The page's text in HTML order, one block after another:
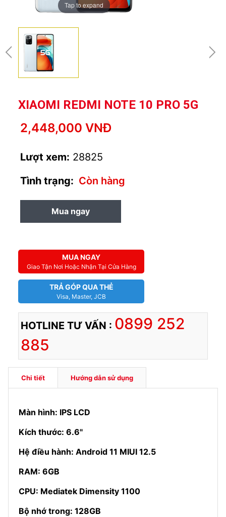
Tap to expand
XIAOMI REDMI NOTE 10 PRO 5G
2,448,000 VNĐ
Lượt xem: 28825
Tình trạng: Còn hàng
Mua ngay
MUA NGAY
Giao Tận Nơi Hoặc Nhận Tại Cửa Hàng
TRẢ GÓP QUA THẺ
Visa, Master, JCB
HOTLINE TƯ VẤN : 0899 252
885
Chi tiết Hướng dẫn sử dụng
Màn hình: IPS LCD
Kích thước: 6.6"
Hệ điều hành: Android 11 MIUI 12.5
RAM: 6GB
CPU: Mediatek Dimensity 1100
Bộ nhớ trong: 128GB